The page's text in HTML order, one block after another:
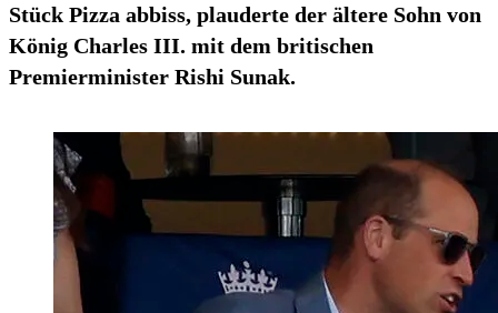
Stück Pizza abbiss, plauderte der ältere Sohn von
König Charles III. mit dem britischen
Premierminister Rishi Sunak.